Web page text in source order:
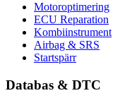
Motoroptimering
ECU Reparation
Kombiinstrument
Airbag & SRS
Startspärr
Databas & DTC